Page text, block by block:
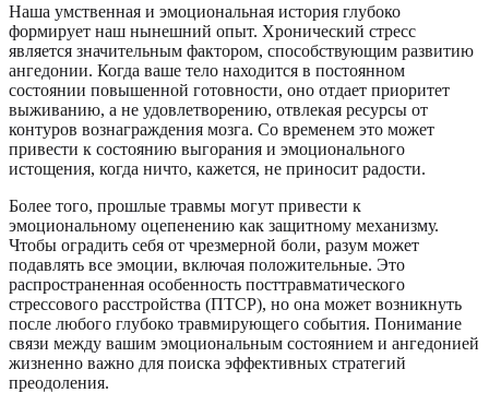
Наша умственная и эмоциональная история глубоко
формирует наш нынешний опыт. Хронический стресс
является значительным фактором, способствующим развитию
ангедонии. Когда ваше тело находится в постоянном
состоянии повышенной готовности, оно отдает приоритет
выживанию, а не удовлетворению, отвлекая ресурсы от
контуров вознаграждения мозга. Со временем это может
привести к состоянию выгорания и эмоционального
истощения, когда ничто, кажется, не приносит радости.
Более того, прошлые травмы могут привести к
эмоциональному оцепенению как защитному механизму.
Чтобы оградить себя от чрезмерной боли, разум может
подавлять все эмоции, включая положительные. Это
распространенная особенность посттравматического
стрессового расстройства (ПТСР), но она может возникнуть
после любого глубоко травмирующего события. Понимание
связи между вашим эмоциональным состоянием и ангедонией
жизненно важно для поиска эффективных стратегий
преодоления.